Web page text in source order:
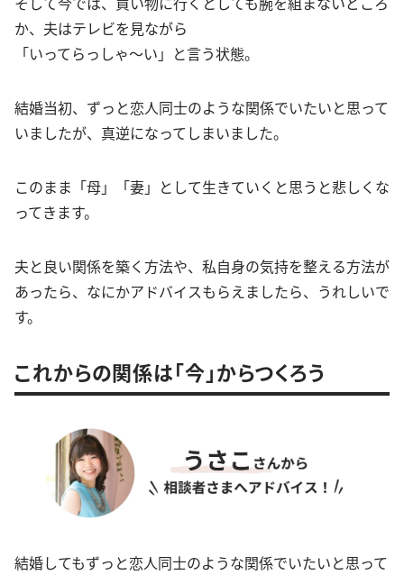
か、夫はテレビを見ながら
「いってらっしゃ～い」と言う状態。
結婚当初、ずっと恋人同士のような関係でいたいと思って
いましたが、真逆になってしまいました。
このまま「母」「妻」として生きていくと思うと悲しくな
ってきます。
夫と良い関係を築く方法や、私自身の気持を整える方法が
あったら、なにかアドバイスもらえましたら、うれしいで
す。
これからの関係は「今」からつくろう
結婚してもずっと恋人同士のような関係でいたいと思って